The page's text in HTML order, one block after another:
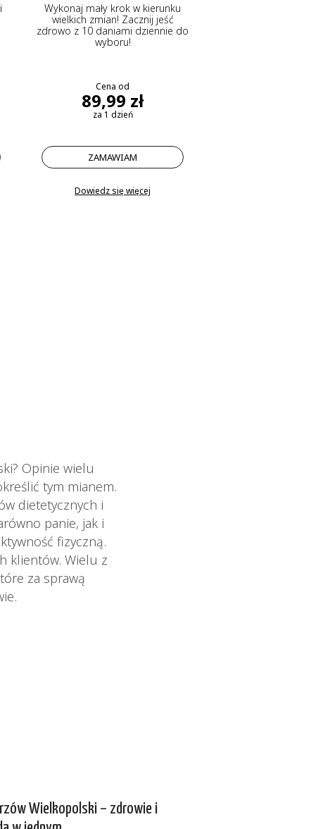
Wykonaj mały krok w kierunku
wielkich zmian! Zacznij jeść
zdrowo z 10 daniami dziennie do
wyboru!
Cena od
89,99 zł
za 1 dzień
ZAMAWIAM
Dowiedz się więcej
Opinie wielu
tym mianem.
dietetycznych i
panie, jak i
fizyczną.
klientów. Wielu z
za sprawą
Wielkopolski – zdrowie i